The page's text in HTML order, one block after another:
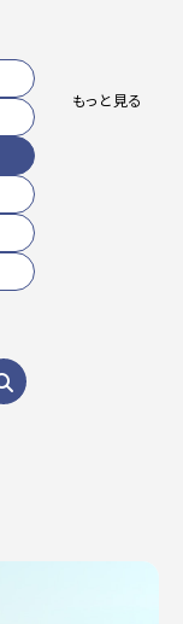
もっと見る